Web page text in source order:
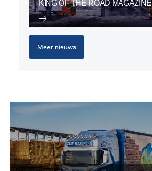
KING OF THE ROAD MAGAZINE
Meer nieuws